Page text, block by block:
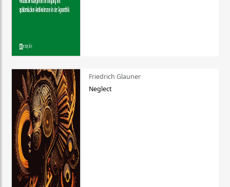
Friedrich Glauner
Neglect